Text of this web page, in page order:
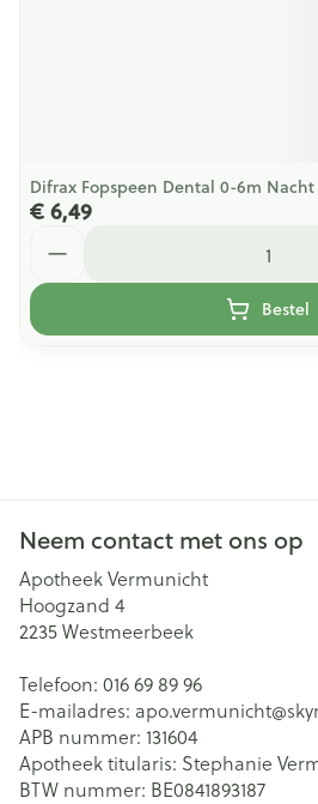
Difrax Fopspeen Dental 0-6m Nacht
€ 6,49
Bestel
Neem contact met ons op
Apotheek Vermunicht
Hoogzand 4
2235Westmeerbeek
Telefoon: 016 69 89 96
E-mailadres: apo.vermunicht@
APB nummer: 131604
Apotheek titularis: Stephanie
BTW nummer: BE0841893187